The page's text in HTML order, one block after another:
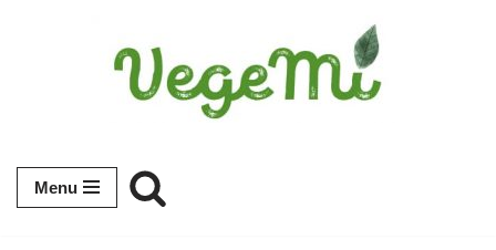
Menu